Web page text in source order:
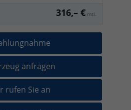
316,– € mtl.
anfragen
rufen Sie an